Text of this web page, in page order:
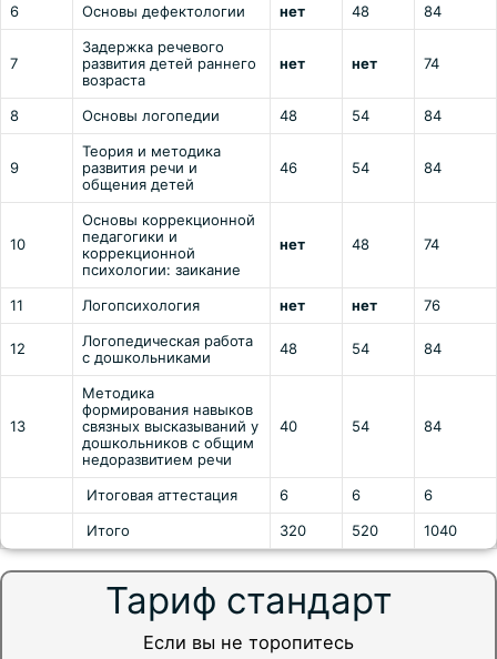
6 Основы дефектологии нет 48 84
7
Задержка речевого
развития детей раннего
возраста
нет нет 74
8 Основы логопедии 48 54 84
9
Теория и методика
развития речи и
общения детей
46 54 84
10
Основы коррекционной
педагогики и
коррекционной
психологии: заикание
нет 48 74
11 Логопсихология нет нет 76
12
Логопедическая работа
с дошкольниками
48 54 84
13
Методика
формирования навыков
связных высказываний у
дошкольников с общим
недоразвитием речи
40 54 84
Итоговая аттестация 6 6
6
Итого
320 520 1040
Тариф стандарт
Если вы не торопитесь